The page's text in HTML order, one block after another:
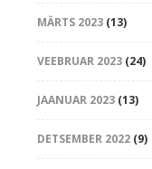
MÄRTS 2023(13)
VEEBRUAR 2023(24)
JAANUAR 2023(13)
DETSEMBER 2022(9)